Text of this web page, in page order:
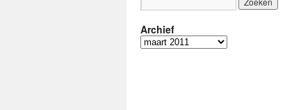
Archief
Archief